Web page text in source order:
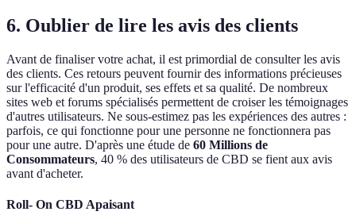
6. Oublier de lire les avis des clients
Avant de finaliser votre achat, il est primordial de consulter les avis
des clients. Ces retours peuvent fournir des informations précieuses
sur l'efficacité d'un produit, ses effets et sa qualité. De nombreux
sites web et forums spécialisés permettent de croiser les témoignages
d'autres utilisateurs. Ne sous-estimez pas les expériences des autres :
parfois, ce qui fonctionne pour une personne ne fonctionnera pas
pour une autre. D'après une étude de 60 Millions de
Consommateurs, 40 % des utilisateurs de CBD se fient aux avis
avant d'acheter.
Roll- On CBD Apaisant